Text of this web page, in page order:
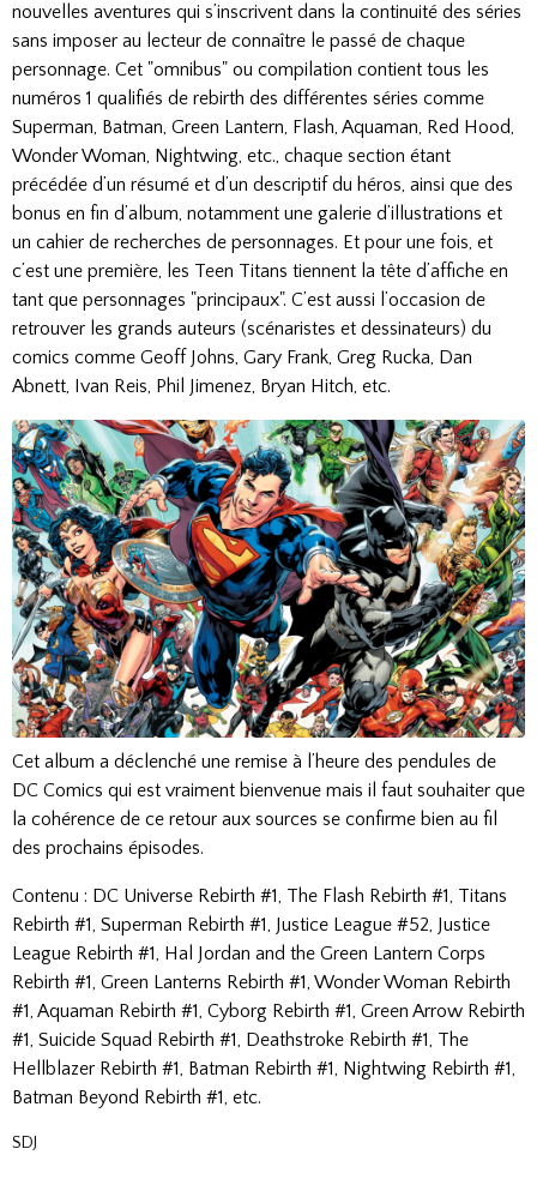
nouvelles aventures qui s’inscrivent dans la continuité des séries
sans imposer au lecteur de connaître le passé de chaque
personnage. Cet "omnibus" ou compilation contient tous les
numéros 1 qualifiés de rebirth des différentes séries comme
Superman, Batman, Green Lantern, Flash, Aquaman, Red Hood,
Wonder Woman, Nightwing, etc., chaque section étant
précédée d’un résumé et d’un descriptif du héros, ainsi que des
bonus en fin d’album, notamment une galerie d’illustrations et
un cahier de recherches de personnages. Et pour une fois, et
c’est une première, les Teen Titans tiennent la tête d’affiche en
tant que personnages "principaux". C’est aussi l’occasion de
retrouver les grands auteurs (scénaristes et dessinateurs) du
comics comme Geoff Johns, Gary Frank, Greg Rucka, Dan
Abnett, Ivan Reis, Phil Jimenez, Bryan Hitch, etc.
Cet album a déclenché une remise à l’heure des pendules de
DC Comics qui est vraiment bienvenue mais il faut souhaiter que
la cohérence de ce retour aux sources se confirme bien au fil
des prochains épisodes.
Contenu : DC Universe Rebirth #1, The Flash Rebirth #1, Titans
Rebirth #1, Superman Rebirth #1, Justice League #52, Justice
League Rebirth #1, Hal Jordan and the Green Lantern Corps
Rebirth #1, Green Lanterns Rebirth #1, Wonder Woman Rebirth
#1, Aquaman Rebirth #1, Cyborg Rebirth #1, Green Arrow Rebirth
#1, Suicide Squad Rebirth #1, Deathstroke Rebirth #1, The
Hellblazer Rebirth #1, Batman Rebirth #1, Nightwing Rebirth #1,
Batman Beyond Rebirth #1, etc.
SDJ